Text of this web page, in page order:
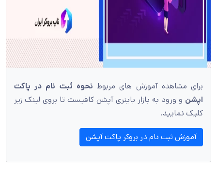
برای مشاهده آموزش های مربوط نحوه ثبت نام در پاکت
اپشن و ورود به بازار باینری آپشن کافیست تا بروی لینک زیر
کلیک نمایید.
آموزش ثبت نام در بروکر پاکت آپشن